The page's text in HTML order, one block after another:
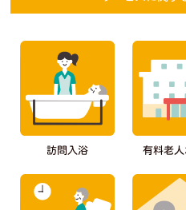
訪問入浴 有料老